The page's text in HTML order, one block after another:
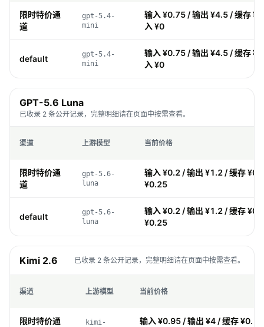
限时特价通
道
gpt-5.4-
mini
输入 ¥0.75 / 输出 ¥4.5 / 缓存
入 ¥0
default
gpt-5.4-
mini
输入 ¥0.75 / 输出 ¥4.5 / 缓存
入 ¥0
GPT-5.6 Luna
已收录 2 条公开记录，完整明细请在页面中按需查看。
渠道 上游模型 当前价格
限时特价通
道
gpt-5.6-
luna
输入 ¥0.2 / 输出 ¥1.2 / 缓存
¥0.25
default
gpt-5.6-
luna
输入 ¥0.2 / 输出 ¥1.2 / 缓存
¥0.25
Kimi 2.6 已收录 2 条公开记录，完整明细请在页面中按需查看。
渠道 上游模型 当前价格
限时特价通
kimi-
输入 ¥0.95 / 输出 ¥4 / 缓存